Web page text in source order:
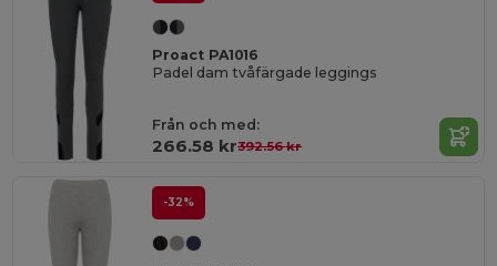
Proact PA1016
Padel dam tvåfärgade leggings
Från och med:
266.58 kr392.56 kr
-32%